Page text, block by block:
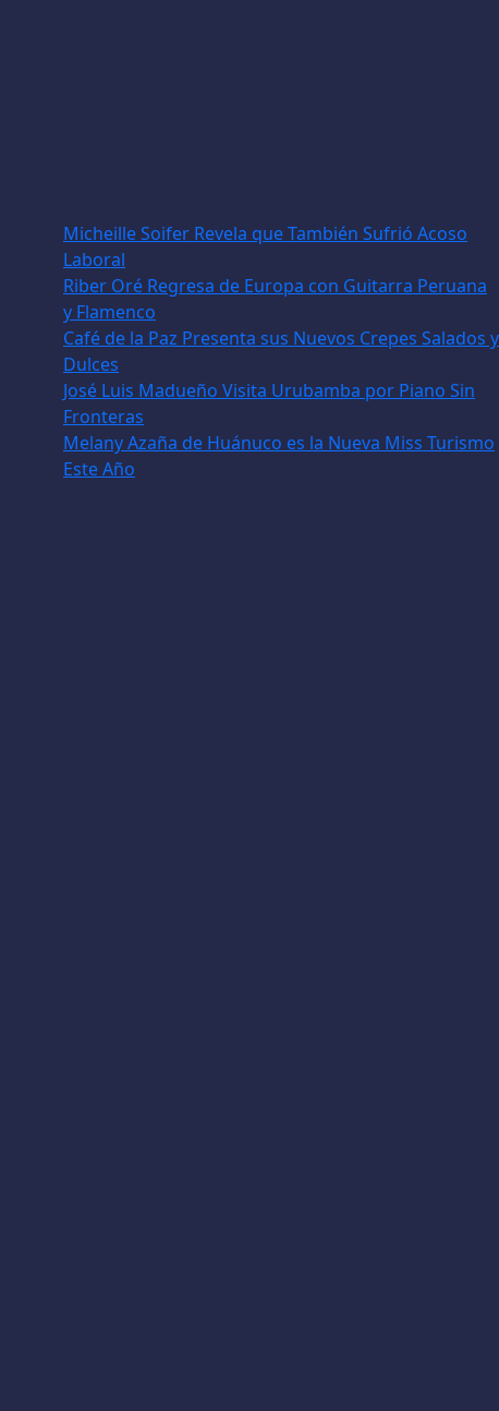
Micheille Soifer Revela que También Sufrió Acoso
Laboral
Riber Oré Regresa de Europa con Guitarra Peruana
y Flamenco
Café de la Paz Presenta sus Nuevos Crepes Salados y
Dulces
José Luis Madueño Visita Urubamba por Piano Sin
Fronteras
Melany Azaña de Huánuco es la Nueva Miss Turismo
Este Año